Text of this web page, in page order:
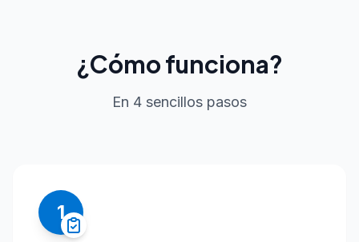
¿Cómo funciona?
En 4 sencillos pasos
1